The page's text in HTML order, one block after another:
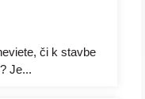
či k stavbe
Je...